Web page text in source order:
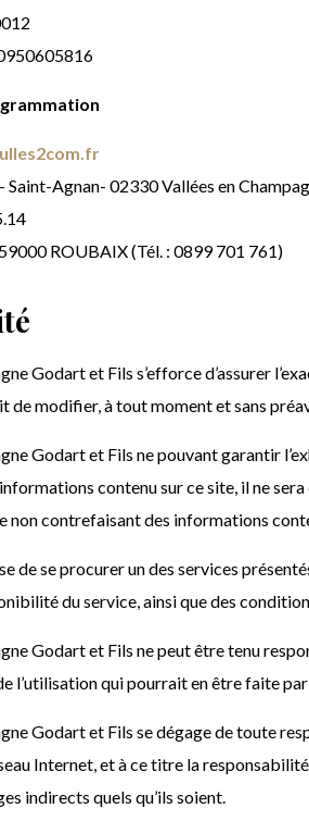
Saint-Agnan- 02330 Vallées en
ROUBAIX (Tél. : 0899 701 761)
Godart et Fils s’efforce d’assurer
de modifier, à tout moment et sans
Godart et Fils ne pouvant garantir
contenu sur ce site, il ne
non contrefaisant des informations
de se procurer un des services
du service, ainsi que des
Godart et Fils ne peut être tenu
l’utilisation qui pourrait en être faite
Godart et Fils se dégage de toute
Internet, et à ce titre la
indirects quels qu’ils soient.